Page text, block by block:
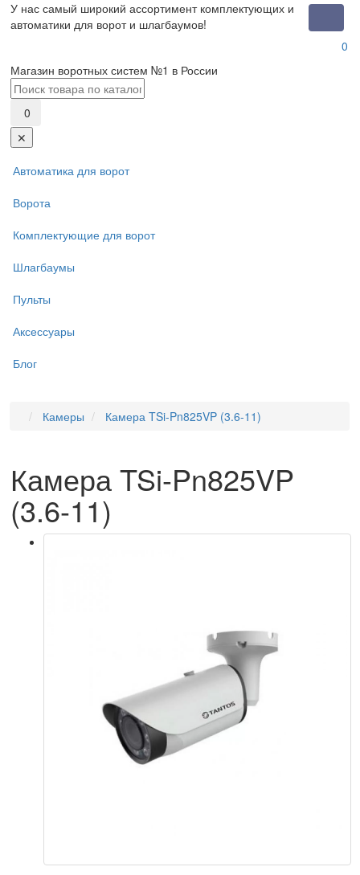
У нас самый широкий ассортимент комплектующих и
автоматики для ворот и шлагбаумов!
0
Магазин воротных систем №1 в России
0
✕
Автоматика для ворот
Ворота
Комплектующие для ворот
Шлагбаумы
Пульты
Аксессуары
Блог
Камеры Камера TSi-Pn825VP (3.6-11)
Камера TSi-Pn825VP
(3.6-11)